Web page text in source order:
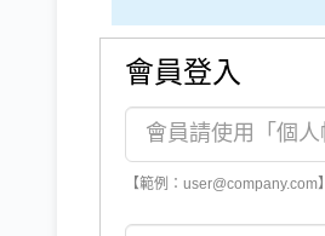
會員登入
【範例：user@company.com】